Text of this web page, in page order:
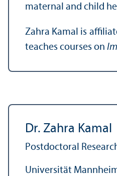
maternal and child
Zahra Kamal is
teaches courses on
Dr. Zahra Kamal
Postdoctoral
Universität